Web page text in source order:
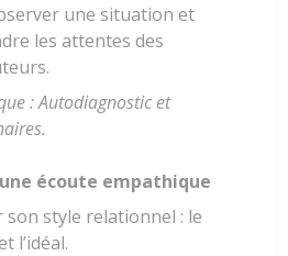
une situation et
les attentes des
: Autodiagnostic et
écoute empathique
son style relationnel : le
l’idéal.